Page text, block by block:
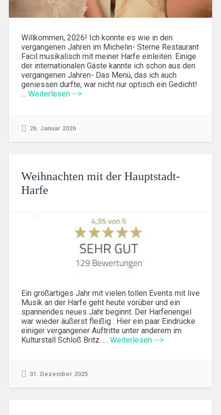
Willkommen, 2026! Ich konnte es wie in den
vergangenen Jahren im Michelin- Sterne Restaurant
Facil musikalisch mit meiner Harfe einleiten. Einige
der internationalen Gäste kannte ich schon aus den
vergangenen Jahren- Das Menü, das ich auch
geniessen durfte, war nicht nur optisch ein Gedicht!
… Weiterlesen -->
26. Januar 2026
Weihnachten mit der Hauptstadt-
Harfe
Ein großartiges Jahr mit vielen tollen Events mit live
Musik an der Harfe geht heute vorüber und ein
spannendes neues Jahr beginnt. Der Harfenengel
war wieder äußerst fleißig : Hier ein paar Eindrücke
einiger vergangener Auftritte unter anderem im
Kulturstall Schloß Britz. … Weiterlesen -->
31. Dezember 2025